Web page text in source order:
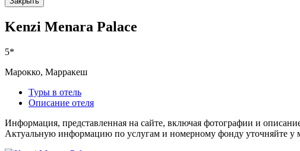
Kenzi Menara Palace
5*
Марокко, Марракеш
Туры в отель
Описание отеля
Информация, представленная на сайте, включая фотографии и
Актуальную информацию по услугам и номерному фонду уточняйте у